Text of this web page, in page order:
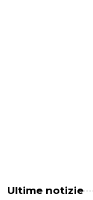
Ultime notizie